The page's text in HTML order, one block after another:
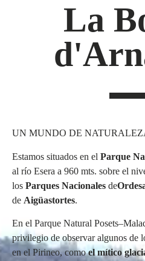
La
UN MUNDO DE
Estamos situados en el Parque
al río Esera a 960 mts. sobre el
los Parques Nacionales de
de Aigüastortes.
En el Parque Natural
privilegio de observar algunos de
en el Pirineo, comoel mítico